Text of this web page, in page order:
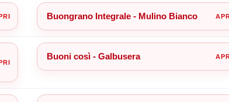
Buongrano Integrale - Mulino Bianco
Buoni così - Galbusera